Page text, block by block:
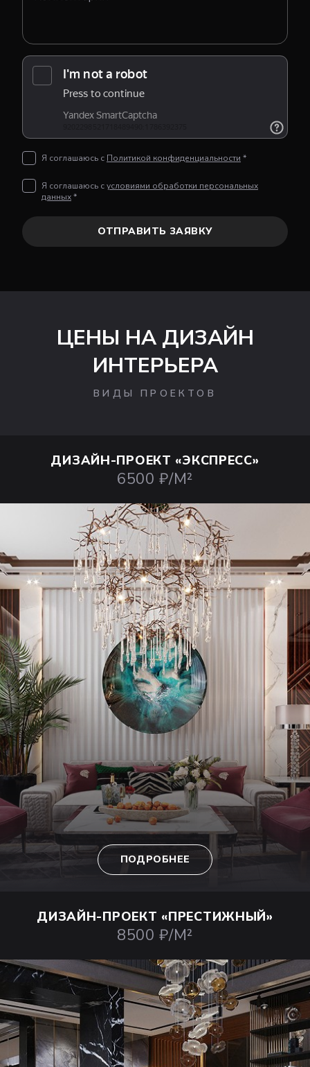
Я соглашаюсь с Политикой конфиденциальности *
Я соглашаюсь сусловиями обработки персональных
данных*
ОТПРАВИТЬ ЗАЯВКУ
ЦЕНЫ НА ДИЗАЙН
ИНТЕРЬЕРА
ВИДЫ ПРОЕКТОВ
ДИЗАЙН-ПРОЕКТ «ЭКСПРЕСС»
6500 ₽/М²
ПОДРОБНЕЕ
ДИЗАЙН-ПРОЕКТ «ПРЕСТИЖНЫЙ»
8500 ₽/М²